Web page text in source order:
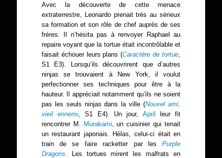
Avec la découverte de cette menace
extraterrestre, Leonardo prenait très au sérieux
sa formation et son rôle de chef auprès de ses
frères. Il n’hésita pas à renvoyer Raphael au
repaire voyant que la tortue était incontrôlable et
faisait échouer leurs plans (Caractère de tortue
S1 E3). Lorsqu’ils découvrirent que d’autres
ninjas se trouvaient à New York, il voulut
perfectionner ses techniques pour être à la
hauteur. Il appréciait notamment qu’ils ne soient
pas les seuls ninjas dans la ville (Nouvel ami,
vieil ennemi, S1 E4). Un jour, April leur fit
rencontrer M. Murakami , un cuisinier qui tenait
un restaurant japonais. Hélas, celui-ci était en
train de se faire racketter par lesPurple
Dragons . Les tortues mirent les malfrats en